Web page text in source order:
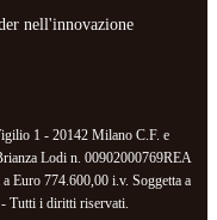
nell'innovazione
1 - 20142 Milano C.F. e
Lodi n. 00902000769REA
Euro 774.600,00 i.v. Soggetta a
Tutti i diritti riservati.